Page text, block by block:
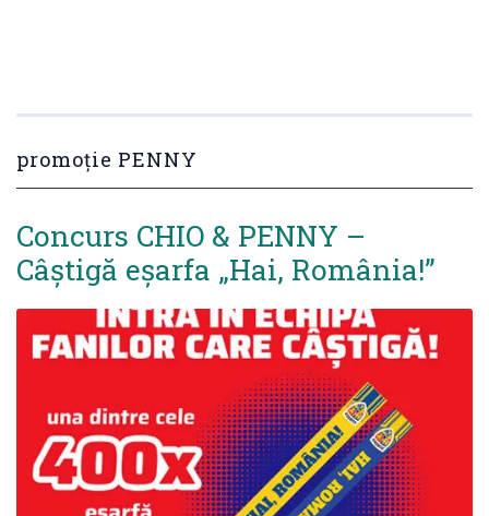
promoție PENNY
Concurs CHIO & PENNY –
Câștigă eșarfa „Hai, România!”